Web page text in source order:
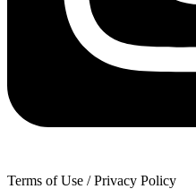
Terms of Use / Privacy Policy